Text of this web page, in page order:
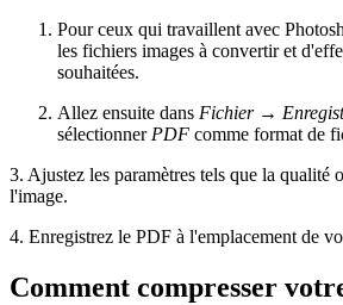
Pour ceux qui travaillent avec
les fichiers images à convertir et
souhaitées.
Allez ensuite dans Fichier →
sélectionner PDF comme format de
3. Ajustez les paramètres tels que la qualité
l'image.
4. Enregistrez le PDF à l'emplacement de
Comment compresser